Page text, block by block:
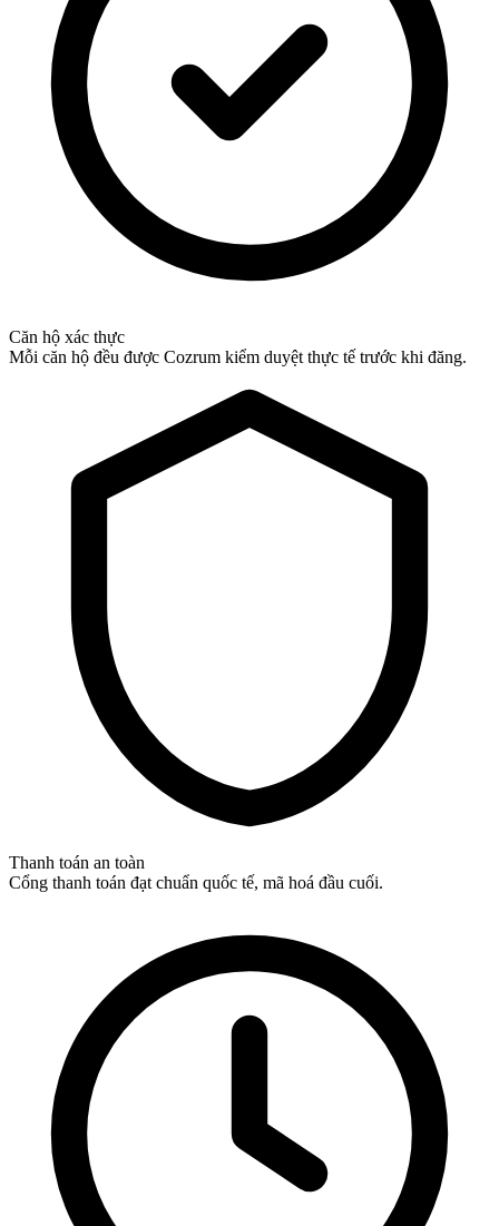
Căn hộ xác thực
Mỗi căn hộ đều được Cozrum kiểm duyệt thực tế trước khi đăng.
Thanh toán an toàn
Cổng thanh toán đạt chuẩn quốc tế, mã hoá đầu cuối.